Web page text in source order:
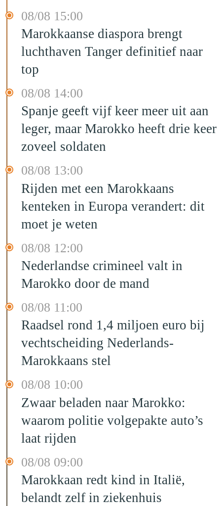
08/08 15:00
Marokkaanse diaspora brengt
luchthaven Tanger definitief naar
top
08/08 14:00
Spanje geeft vijf keer meer uit aan
leger, maar Marokko heeft drie keer
zoveel soldaten
08/08 13:00
Rijden met een Marokkaans
kenteken in Europa verandert: dit
moet je weten
08/08 12:00
Nederlandse crimineel valt in
Marokko door de mand
08/08 11:00
Raadsel rond 1,4 miljoen euro bij
vechtscheiding Nederlands-
Marokkaans stel
08/08 10:00
Zwaar beladen naar Marokko:
waarom politie volgepakte auto’s
laat rijden
08/08 09:00
Marokkaan redt kind in Italië,
belandt zelf in ziekenhuis